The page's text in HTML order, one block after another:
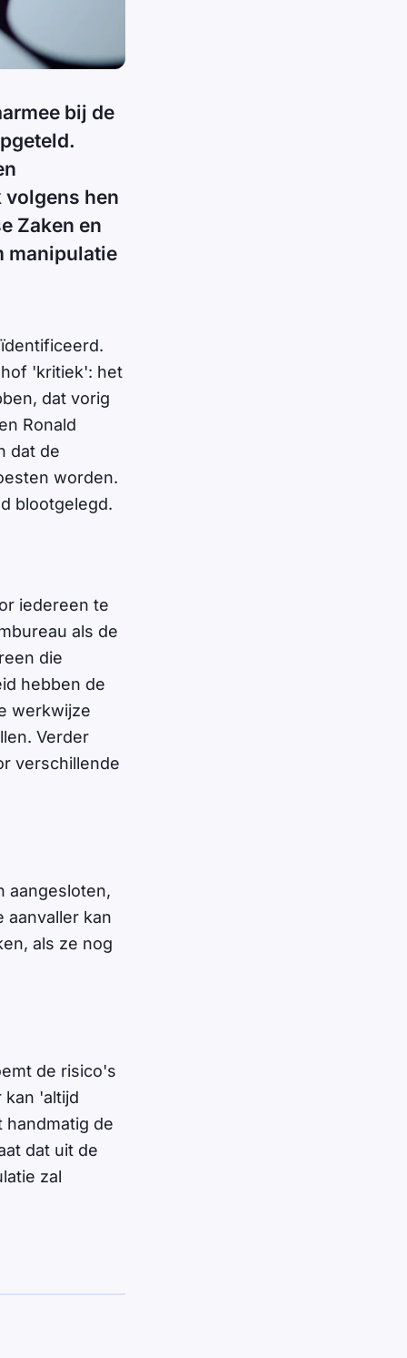
bij de
hen
Zaken en
manipulatie
'kritiek': het
dat vorig
Ronald
dat de
worden.
blootgelegd.
iedereen te
als de
die
hebben de
werkwijze
Verder
verschillende
aangesloten,
aanvaller kan
als ze nog
de risico's
'altijd
de
dat uit de
zal